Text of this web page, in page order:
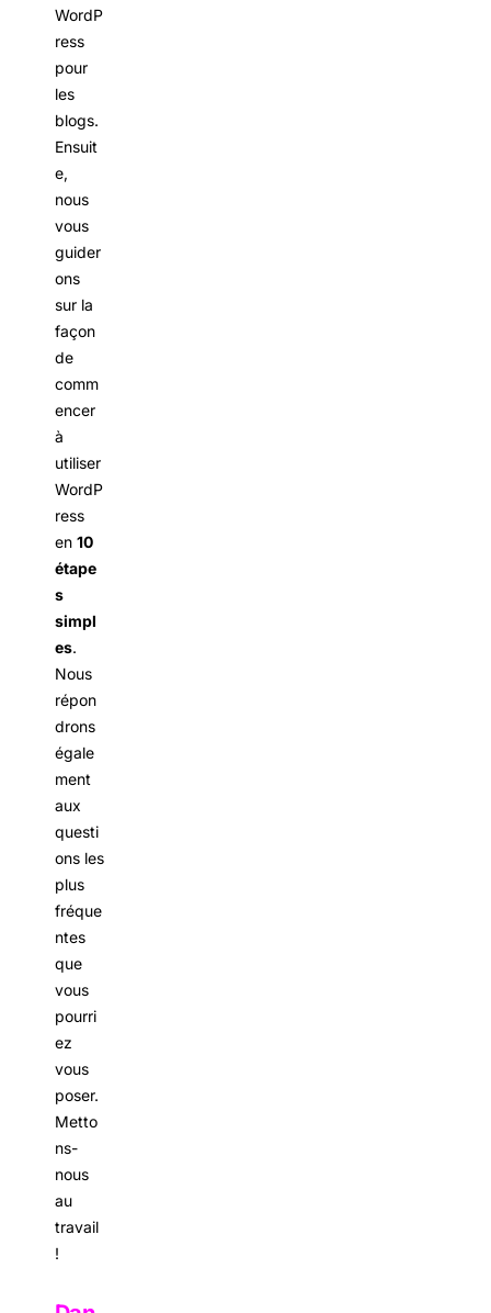
WordP
ress
pour
les
blogs.
Ensuit
e,
nous
vous
guider
ons
sur la
façon
de
comm
encer
à
utiliser
WordP
ress
en 10
étape
s
simpl
es.
Nous
répon
drons
égale
ment
aux
questi
ons les
plus
fréque
ntes
que
vous
pourri
ez
vous
poser.
Metto
ns-
nous
au
travail
!